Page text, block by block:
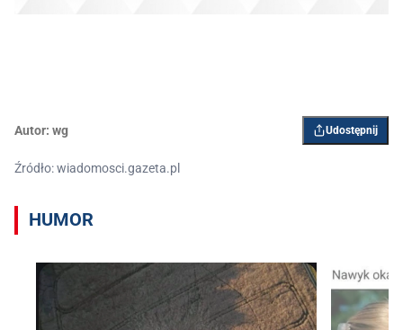
Autor: wg Udostępnij
Źródło: wiadomosci.gazeta.pl
HUMOR